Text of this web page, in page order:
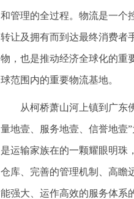
和管理的全过程。物流是一个
转让及拥有而到达最终消费者
物，也是推动经济全球化的重
球范围内的重要物流基地。
从柯桥萧山河上镇到广东
量地壹、服务地壹、信誉地壹
是运输家族在的一颗耀眼明珠
仓库、完善的管理机制、高瞻
能强大、运作高效的服务体系